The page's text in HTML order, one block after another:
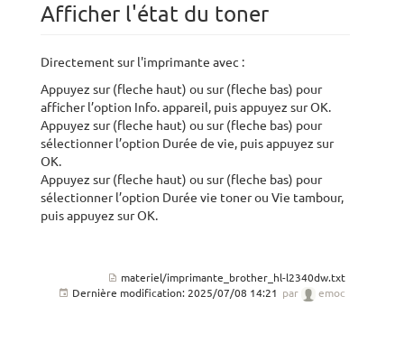
Afficher l'état du toner
Directement sur l'imprimante avec :
Appuyez sur (fleche haut) ou sur (fleche bas) pour
afficher l’option Info. appareil, puis appuyez sur OK.
Appuyez sur (fleche haut) ou sur (fleche bas) pour
sélectionner l’option Durée de vie, puis appuyez sur
OK.
Appuyez sur (fleche haut) ou sur (fleche bas) pour
sélectionner l’option Durée vie toner ou Vie tambour,
puis appuyez sur OK.
materiel/imprimante_brother_hl-l2340dw.txt
Dernière modification: 2025/07/08 14:21 par emoc